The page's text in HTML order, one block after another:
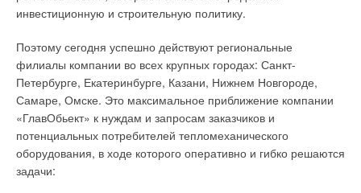
инвестиционную и строительную политику.
Поэтому сегодня успешно действуют региональные
филиалы компании во всех крупных городах: Санкт-
Петербурге, Екатеринбурге, Казани, Нижнем Новгороде,
Самаре, Омске. Это максимальное приближение компании
«ГлавОбьект» к нуждам и запросам заказчиков и
потенциальных потребителей тепломеханического
оборудования, в ходе которого оперативно и гибко решаются
задачи:
Таблица 2
Рис. 3. Схема очистки от
азота и фосфора в трех
секциях аэротенка I-й
очереди КОС г. Пскова
утренние и вечерние часы приходится максимальный
проектировании систем водоснабжения насосы подбираются
таким образом, чтобы обеспечивать требуемый расход воды
в часы максимального водоразбора.
При использовании насосов без регулирования частоты
вращения ротора их полная нагрузка и оптимальный КПД
обеспечивается только в течение 10–15% времени, все
остальное время насосы работают при неполной нагрузке и